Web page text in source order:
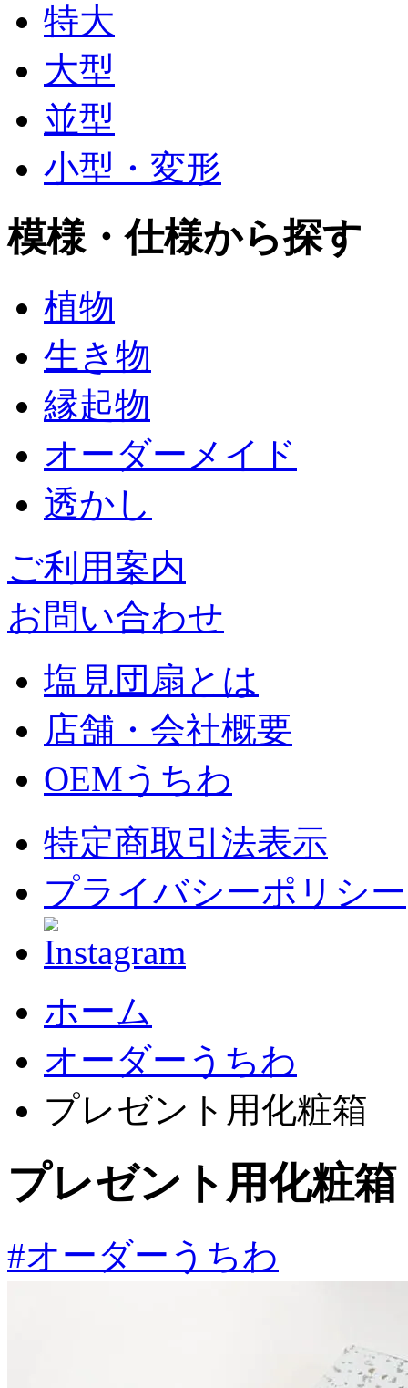
特大
大型
並型
小型・変形
模様・仕様から探す
植物
生き物
縁起物
オーダーメイド
透かし
ご利用案内
お問い合わせ
塩見団扇とは
店舗・会社概要
OEMうちわ
特定商取引法表示
プライバシーポリシー
ホーム
オーダーうちわ
プレゼント用化粧箱
プレゼント用化粧
#オーダーうちわ